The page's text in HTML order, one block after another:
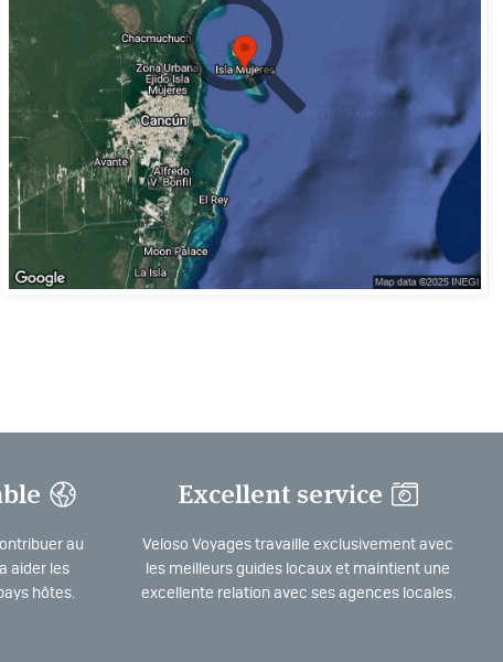
au
aider les
hôtes.
Excellent service
Veloso Voyages travaille exclusivement avec
les meilleurs guides locaux et maintient une
excellente relation avec ses agences locales.